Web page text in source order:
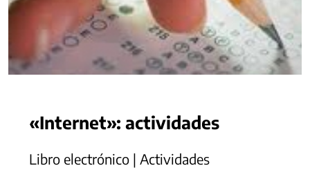
«Internet»: actividades
Libro electrónico | Actividades